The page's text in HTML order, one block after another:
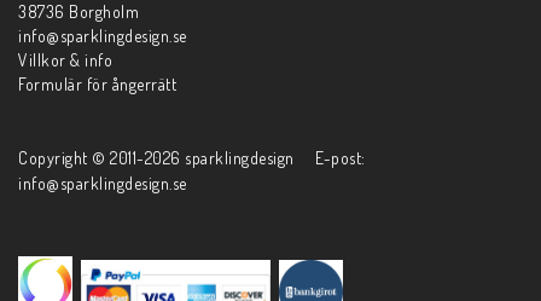
38736 Borgholm
info@sparklingdesign.se
Villkor & info
Formulär för ångerrätt
Copyright © 2011-2026 sparklingdesign E-post:
info@sparklingdesign.se